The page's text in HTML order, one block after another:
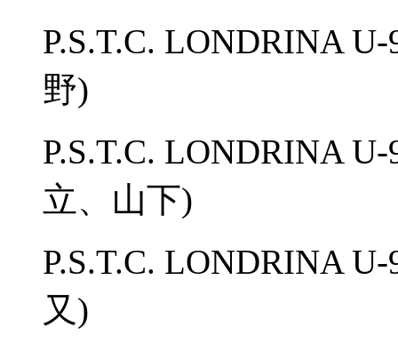
P.S.T.C. LONDRINA
野)
P.S.T.C. LONDRINA
立、山下)
P.S.T.C. LONDRINA
又)